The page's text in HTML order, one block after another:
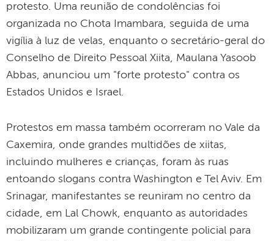
protesto. Uma reunião de condolências foi
organizada no Chota Imambara, seguida de uma
vigília à luz de velas, enquanto o secretário-geral do
Conselho de Direito Pessoal Xiita, Maulana Yasoob
Abbas, anunciou um "forte protesto" contra os
Estados Unidos e Israel.
Protestos em massa também ocorreram no Vale da
Caxemira, onde grandes multidões de xiitas,
incluindo mulheres e crianças, foram às ruas
entoando slogans contra Washington e Tel Aviv. Em
Srinagar, manifestantes se reuniram no centro da
cidade, em Lal Chowk, enquanto as autoridades
mobilizaram um grande contingente policial para